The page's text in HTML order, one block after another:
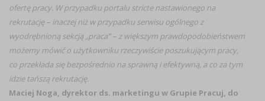
ofertę pracy. W przypadku portalu stricte nastawionego na
rekrutację – inaczej niż w przypadku serwisu ogólnego z
wyodrębnioną sekcją „praca” – z większym prawdopodobieństwem
możemy mówić o użytkowniku rzeczywiście poszukującym pracy,
co przekłada się bezpośrednio na sprawną i efektywną, a co za tym
idzie tańszą rekrutację.
Maciej Noga, dyrektor ds. marketingu w Grupie Pracuj, do